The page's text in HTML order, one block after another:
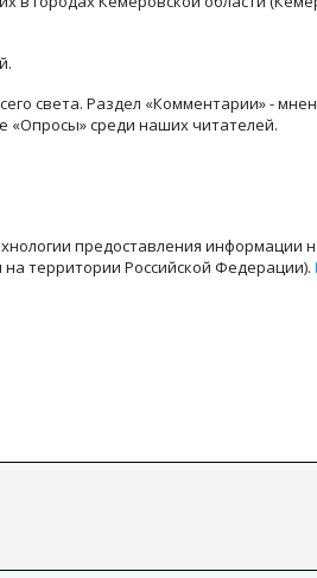
света. Раздел «Комментарии» -
«Опросы» среди наших читателей.
предоставления информации
территории Российской Федерации).